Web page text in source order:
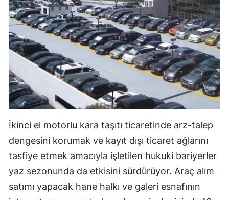
İkinci el motorlu kara taşıtı ticaretinde arz-talep
dengesini korumak ve kayıt dışı ticaret ağlarını
tasfiye etmek amacıyla işletilen hukuki bariyerler
yaz sezonunda da etkisini sürdürüyor. Araç alım
satımı yapacak hane halkı ve galeri esnafının